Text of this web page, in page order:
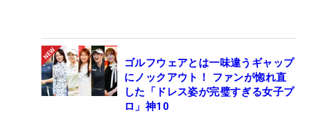
ゴルフウェアとは一味違うギャップ
にノックアウト！ ファンが惚れ直
した「ドレス姿が完璧すぎる女子プ
ロ」神10